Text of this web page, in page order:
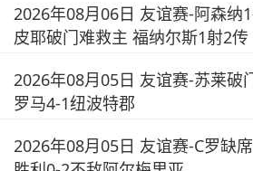
2026年08月06日 友谊赛-阿森纳
皮耶破门难救主 福纳尔斯1射2传
2026年08月05日 友谊赛-苏莱破
罗马4-1纽波特郡
2026年08月05日 友谊赛-C罗缺